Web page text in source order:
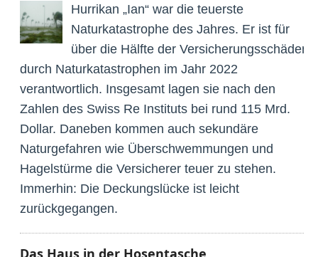
Hurrikan „Ian“ war die teuerste
Naturkatastrophe des Jahres. Er ist für
über die Hälfte der Versicherungsschäden
durch Naturkatastrophen im Jahr 2022
verantwortlich. Insgesamt lagen sie nach den
Zahlen des Swiss Re Instituts bei rund 115 Mrd.
Dollar. Daneben kommen auch sekundäre
Naturgefahren wie Überschwemmungen und
Hagelstürme die Versicherer teuer zu stehen.
Immerhin: Die Deckungslücke ist leicht
zurückgegangen.
Das Haus in der Hosentasche